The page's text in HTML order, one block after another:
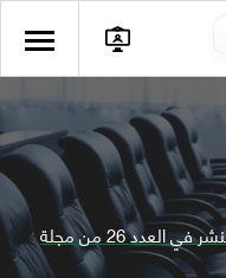
دعوة لتقديم الابحاث والمقالات العلمية للنشر في العدد 26 من مجلة